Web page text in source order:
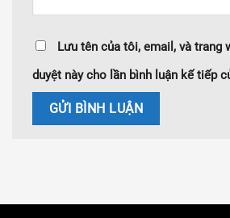
Lưu tên của tôi, email, và trang
duyệt này cho lần bình luận kế tiếp